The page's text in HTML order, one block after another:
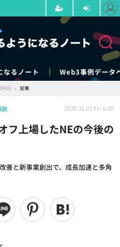
なるノート Web3事例データ
解説 › 記事
フ上場したNEの今後の
善と新事業創出で、成長加速と多角
説 2025.11.21 Fri 6:05